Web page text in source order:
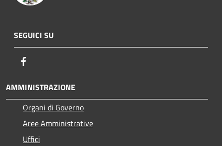
SEGUICI SU
AMMINISTRAZIONE
Organi di Governo
Aree Amministrative
Uffici